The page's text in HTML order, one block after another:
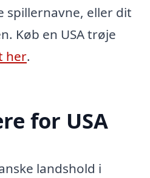
spillernavne, eller dit
Køb en USA trøje
her.
for USA
landshold i